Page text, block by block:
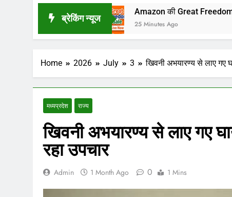
ब्रेकिंग न्यूज
Amazon की Great Freedom Sale में सस्ते
25 Minutes Ago
Home 2026 July 3 खिवनी अभयारण्य से लाए गए
मध्‍यप्रदेश राज्य
खिवनी अभयारण्य से लाए गए
रहा उपचार
Admin 1 Month Ago 0 1 Mins